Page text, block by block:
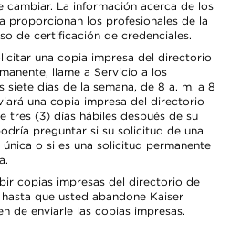
cambiar. La información acerca de los
proporcionan los profesionales de la
de certificación de credenciales.
una copia impresa del directorio
llame a Servicio a los
siete días de la semana, de 8 a. m. a 8
una copia impresa del directorio
tres (3) días hábiles después de su
preguntar si su solicitud de una
o si es una solicitud permanente
copias impresas del directorio de
que usted abandone Kaiser
de enviarle las copias impresas.